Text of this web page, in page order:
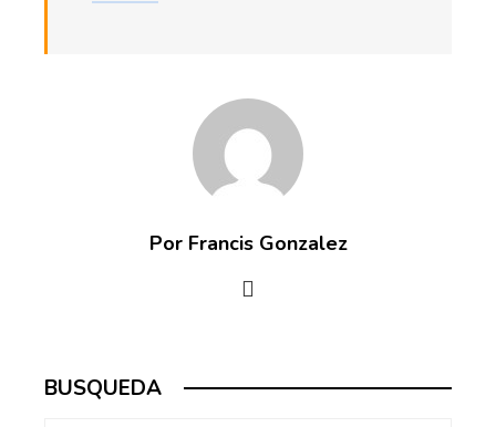
Por Francis Gonzalez
BUSQUEDA